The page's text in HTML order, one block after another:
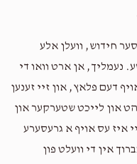
2 years ago
חידוש, וועלן אלע
נעמליך, אן ארט וואו די
דעם פלאץ, און זיי זענען
און לייכט שטערקער און
איז עס אויף א גרעסערע
אין די וועלט פון